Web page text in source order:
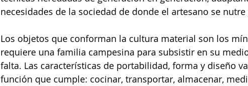
necesidades de la sociedad de donde el artesano se nutre
Los objetos que conforman la cultura material son los
requiere una familia campesina para subsistir en su
falta. Las características de portabilidad, forma y diseño
función que cumple: cocinar, transportar, almacenar,